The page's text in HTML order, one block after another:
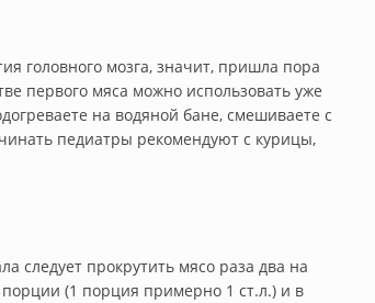
головного мозга, значит, пришла пора
первого мяса можно использовать уже
на водяной бане, смешиваете с
педиатры рекомендуют с курицы,
следует прокрутить мясо раза два на
(1 порция примерно 1 ст.л.) и в